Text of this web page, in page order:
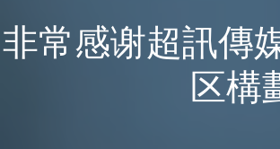
非常感谢超訊傳
区構